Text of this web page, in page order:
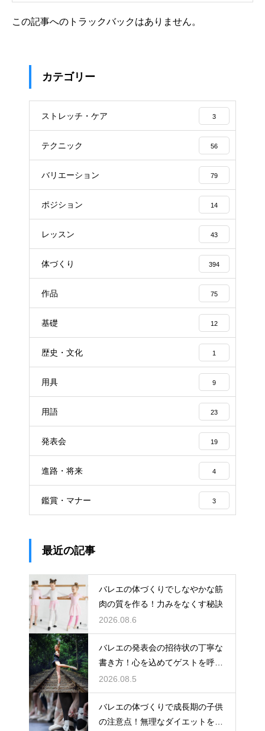
この記事へのトラックバックはありません。
カテゴリー
ストレッチ・ケア 3
テクニック 56
バリエーション 79
ポジション 14
レッスン 43
体づくり 394
作品 75
基礎 12
歴史・文化 1
用具 9
用語 23
発表会 19
進路・将来 4
鑑賞・マナー 3
最近の記事
バレエの体づくりでしなやかな筋
肉の質を作る！力みをなくす秘訣
2026.08.6
バレエの発表会の招待状の丁寧な
書き方！心を込めてゲストを呼ぶ
コツ
2026.08.5
バレエの体づくりで成長期の子供
の注意点！無理なダイエットを防